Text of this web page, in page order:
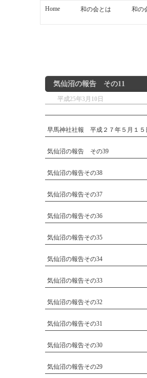
Home 和の会とは 和の
気仙沼の報告 その11
平成25年3月10日
早馬神社社報 平成２７年５月１５
気仙沼の報告 その39
気仙沼の報告その38
気仙沼の報告その37
気仙沼の報告その36
気仙沼の報告その35
気仙沼の報告その34
気仙沼の報告その33
気仙沼の報告その32
気仙沼の報告その31
気仙沼の報告その30
気仙沼の報告その29